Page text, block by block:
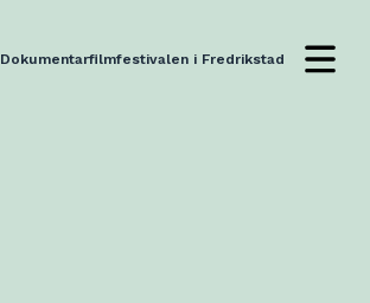
Dokumentarfilmfestivalen i Fredrikstad